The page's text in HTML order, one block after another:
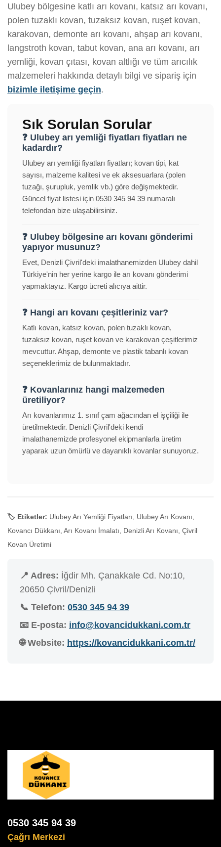
Ulubey bölgesine katlı arı kovanı, katsız arı kovanı,
polen tuzaklı kovan, tuzaksız kovan, ruşet kovan,
karakovan, demonte arı kovanı, ahşap arı kovanı,
langstroth kovan, tabut kovan, ana arı kovanı, arı
yemliği, kovan çıtası, kovan altlığı ve tüm arıcılık
malzemeleri hakkında detaylı bilgi ve sipariş için
bizimle iletişime geçin.
Sık Sorulan Sorular
❓ Ulubey arı yemliği fiyatları fiyatları ne
kadardır?
Ulubey arı yemliği fiyatları fiyatları; kovan tipi, kat
sayısı, malzeme kalitesi ve ek aksesuarlara (polen
tuzağı, şurupluk, yemlik vb.) göre değişmektedir.
Güncel fiyat listesi için 0530 345 94 39 numaralı
telefondan bize ulaşabilirsiniz.
❓ Ulubey bölgesine arı kovanı gönderimi
yapıyor musunuz?
Evet, Denizli Çivril'deki imalathanemizden Ulubey dahil
Türkiye'nin her yerine kargo ile arı kovanı gönderimi
yapmaktayız. Kargo ücreti alıcıya aittir.
❓ Hangi arı kovanı çeşitleriniz var?
Katlı kovan, katsız kovan, polen tuzaklı kovan,
tuzaksız kovan, ruşet kovan ve karakovan çeşitlerimiz
mevcuttur. Ahşap, demonte ve plastik tabanlı kovan
seçeneklerimiz de bulunmaktadır.
❓ Kovanlarınız hangi malzemeden
üretiliyor?
Arı kovanlarımız 1. sınıf çam ağacından el işçiliği ile
üretilmektedir. Denizli Çivril'deki kendi
imalathanemizde profesyonel ekipmanlarla üretim
yaparak uzun ömürlü ve dayanıklı kovanlar sunuyoruz.
🏷️ Etiketler: Ulubey Arı Yemliği Fiyatları, Ulubey Arı Kovanı,
Kovancı Dükkanı, Arı Kovanı İmalatı, Denizli Arı Kovanı, Çivril
Kovan Üretimi
📍 Adres: İğdir Mh. Çanakkale Cd. No:10,
20650 Çivril/Denizli
📞 Telefon: 0530 345 94 39
📧 E-posta: info@kovancidukkani.com.tr
🌐 Website: https://kovancidukkani.com.tr/
0530 345 94 39
Çağrı Merkezi